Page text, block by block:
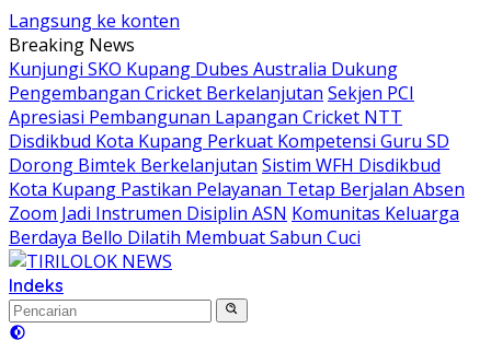
Langsung ke konten
Breaking News
Kunjungi SKO Kupang Dubes Australia Dukung
Pengembangan Cricket Berkelanjutan Sekjen PCI
Apresiasi Pembangunan Lapangan Cricket NTT
Disdikbud Kota Kupang Perkuat Kompetensi Guru SD
Dorong Bimtek Berkelanjutan Sistim WFH Disdikbud
Kota Kupang Pastikan Pelayanan Tetap Berjalan Absen
Zoom Jadi Instrumen Disiplin ASN Komunitas Keluarga
Berdaya Bello Dilatih Membuat Sabun Cuci
Indeks